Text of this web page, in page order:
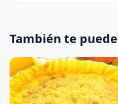
También te